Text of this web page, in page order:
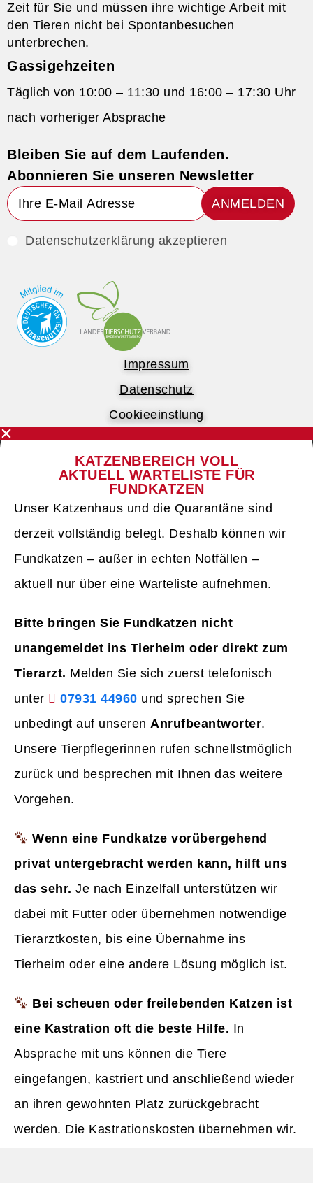
Zeit für Sie und müssen ihre wichtige Arbeit mit
den Tieren nicht bei Spontanbesuchen
unterbrechen.
Gassigehzeiten
Täglich von 10:00 – 11:30 und 16:00 – 17:30 Uhr
nach vorheriger Absprache
Bleiben Sie auf dem Laufenden.
Abonnieren Sie unseren Newsletter
ANMELDEN
Datenschutzerklärung akzeptieren
Impressum
Datenschutz
Cookieeinstlung
KATZENBEREICH VOLL
AKTUELL WARTELISTE FÜR
FUNDKATZEN
Unser Katzenhaus und die Quarantäne sind
derzeit vollständig belegt. Deshalb können wir
Fundkatzen – außer in echten Notfällen –
aktuell nur über eine Warteliste aufnehmen.
Bitte bringen Sie Fundkatzen nicht
unangemeldet ins Tierheim oder direkt zum
Tierarzt. Melden Sie sich zuerst telefonisch
unter
07931 44960 und sprechen Sie
unbedingt auf unseren Anrufbeantworter.
Unsere Tierpflegerinnen rufen schnellstmöglich
zurück und besprechen mit Ihnen das weitere
Vorgehen.
Wenn eine Fundkatze vorübergehend
privat untergebracht werden kann, hilft uns
das sehr. Je nach Einzelfall unterstützen wir
dabei mit Futter oder übernehmen notwendige
Tierarztkosten, bis eine Übernahme ins
Tierheim oder eine andere Lösung möglich ist.
Bei scheuen oder freilebenden Katzen ist
eine Kastration oft die beste Hilfe. In
Absprache mit uns können die Tiere
eingefangen, kastriert und anschließend wieder
an ihren gewohnten Platz zurückgebracht
werden. Die Kastrationskosten übernehmen wir.